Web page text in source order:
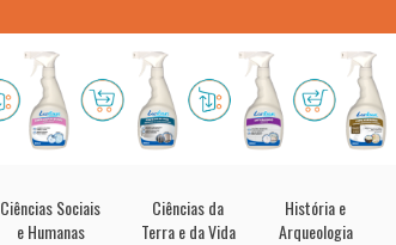
Ciências Sociais
e Humanas
Ciências da
Terra e da Vida
História e
Arqueologia